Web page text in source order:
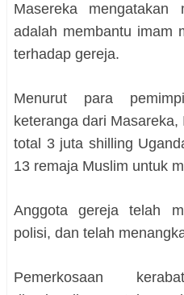
Masereka mengatakan
adalah membantu imam
terhadap gereja.
Menurut para
keteranga dari
total 3 juta shilling
13 remaja Muslim untuk
Anggota gereja telah
polisi, dan telah
Pemerkosaan